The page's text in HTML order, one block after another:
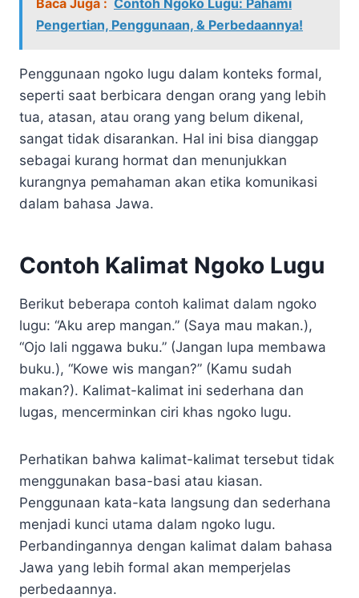
Pengertian, Penggunaan, & Perbedaannya!
Penggunaan ngoko lugu dalam konteks formal,
seperti saat berbicara dengan orang yang lebih
tua, atasan, atau orang yang belum dikenal,
sangat tidak disarankan. Hal ini bisa dianggap
sebagai kurang hormat dan menunjukkan
kurangnya pemahaman akan etika komunikasi
dalam bahasa Jawa.
Contoh Kalimat Ngoko Lugu
Berikut beberapa contoh kalimat dalam ngoko
lugu: “Aku arep mangan.” (Saya mau makan.),
“Ojo lali nggawa buku.” (Jangan lupa membawa
buku.), “Kowe wis mangan?” (Kamu sudah
makan?). Kalimat-kalimat ini sederhana dan
lugas, mencerminkan ciri khas ngoko lugu.
Perhatikan bahwa kalimat-kalimat tersebut tidak
menggunakan basa-basi atau kiasan.
Penggunaan kata-kata langsung dan sederhana
menjadi kunci utama dalam ngoko lugu.
Perbandingannya dengan kalimat dalam bahasa
Jawa yang lebih formal akan memperjelas
perbedaannya.